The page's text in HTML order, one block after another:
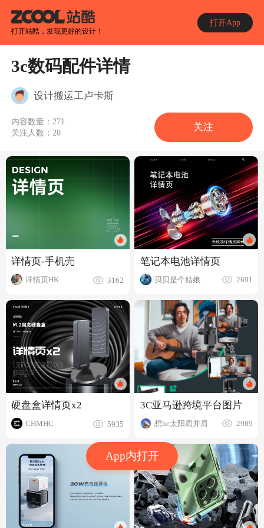
打开站酷，发现更好的设计！
打开App
App内打开
3c数码配件详情
设计搬运工卢卡斯
内容数量： 271
关注人数： 20
关注
详情页-手机壳
详情页HK 3162
硬盘盒详情页x2
CHMHC 5935
笔记本电池详情页
贝贝是个姑娘 2691
3C亚马逊跨境平台图片
想he太阳肩并肩 2989